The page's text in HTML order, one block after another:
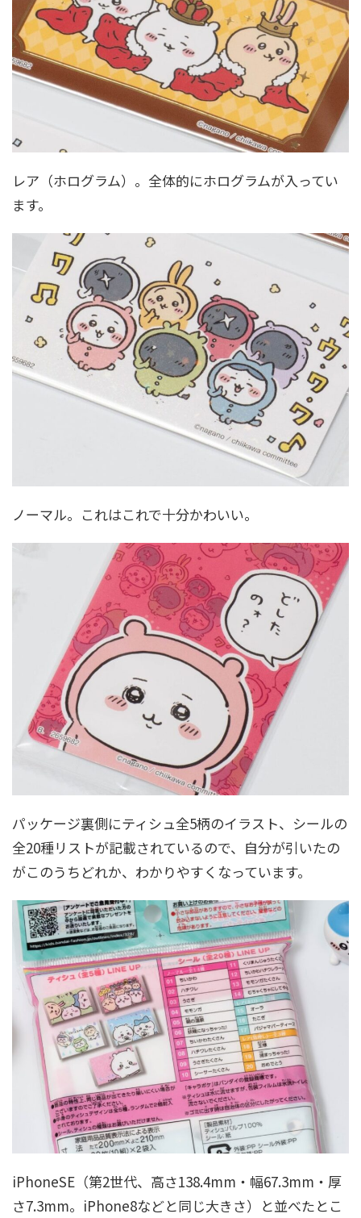
レア（ホログラム）。全体的にホログラムが入ってい
ます。
ノーマル。これはこれで十分かわいい。
パッケージ裏側にティシュ全5柄のイラスト、シールの
全20種リストが記載されているので、自分が引いたの
がこのうちどれか、わかりやすくなっています。
iPhoneSE（第2世代、高さ138.4mm・幅67.3mm・厚
さ7.3mm。iPhone8などと同じ大きさ）と並べたとこ